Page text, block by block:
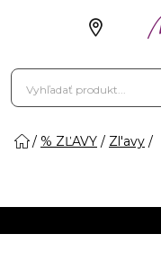
% ZĽAVY Zl'avy